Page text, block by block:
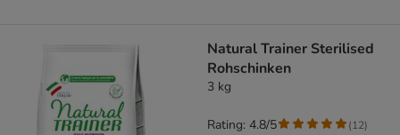
Natural Trainer Sterilised
Rohschinken
3 kg
Rating: 4.8/5 (12)